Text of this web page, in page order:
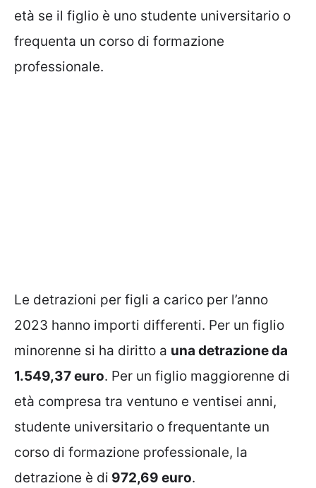
età se il figlio è uno studente universitario o
frequenta un corso di formazione
professionale.
Le detrazioni per figli a carico per l’anno
2023 hanno importi differenti. Per un figlio
minorenne si ha diritto a una detrazione da
1.549,37 euro. Per un figlio maggiorenne di
età compresa tra ventuno e ventisei anni,
studente universitario o frequentante un
corso di formazione professionale, la
detrazione è di 972,69 euro.